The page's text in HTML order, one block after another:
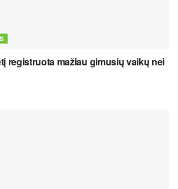
registruota mažiau gimusių vaikų nei